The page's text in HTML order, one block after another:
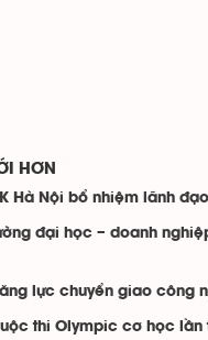
HƠN
Hà Nội bổ nhiệm lãnh
đại học – doanh
lực chuyển giao công
thi Olympic cơ học lần